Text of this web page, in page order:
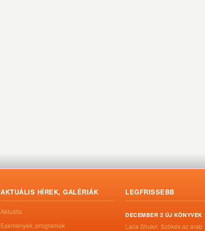
AKTUÁLIS HÍREK, GALÉRIÁK
Aktuális
Események, programok
LEGFRISSEBB
DECEMBER 2 ÚJ KÖNYVEK
Laila Shukri. Szökés ​az arab